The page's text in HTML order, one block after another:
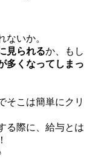
ないか。
見られるか、もし
多くなってしまっ
そこは簡単にクリ
る際に、給与とは